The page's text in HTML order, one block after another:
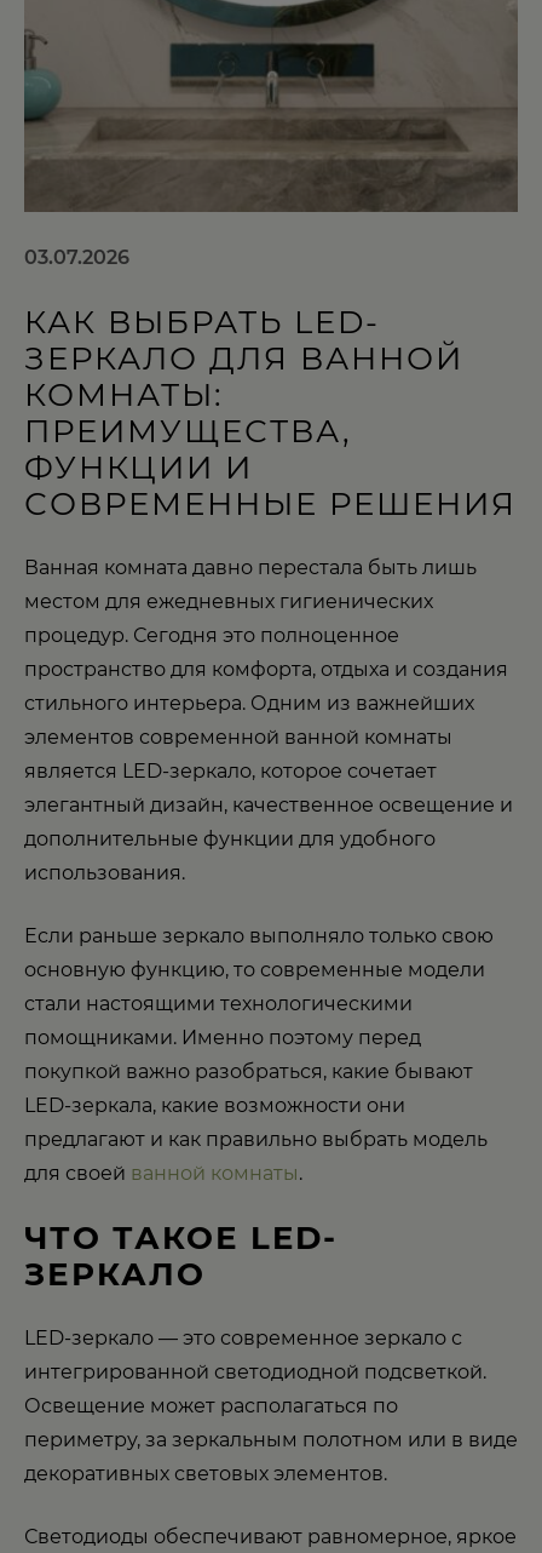
03.07.2026
КАК ВЫБРАТЬ LED-
ЗЕРКАЛО ДЛЯ ВАННОЙ
КОМНАТЫ:
ПРЕИМУЩЕСТВА,
ФУНКЦИИ И
СОВРЕМЕННЫЕ РЕШЕНИЯ
Ванная комната давно перестала быть лишь
местом для ежедневных гигиенических
процедур. Сегодня это полноценное
пространство для комфорта, отдыха и создания
стильного интерьера. Одним из важнейших
элементов современной ванной комнаты
является LED-зеркало, которое сочетает
элегантный дизайн, качественное освещение и
дополнительные функции для удобного
использования.
Если раньше зеркало выполняло только свою
основную функцию, то современные модели
стали настоящими технологическими
помощниками. Именно поэтому перед
покупкой важно разобраться, какие бывают
LED-зеркала, какие возможности они
предлагают и как правильно выбрать модель
для своей ванной комнаты.
ЧТО ТАКОЕ LED-
ЗЕРКАЛО
LED-зеркало — это современное зеркало с
интегрированной светодиодной подсветкой.
Освещение может располагаться по
периметру, за зеркальным полотном или в виде
декоративных световых элементов.
Светодиоды обеспечивают равномерное, яркое